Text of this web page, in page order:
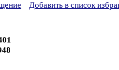
Добавить в список